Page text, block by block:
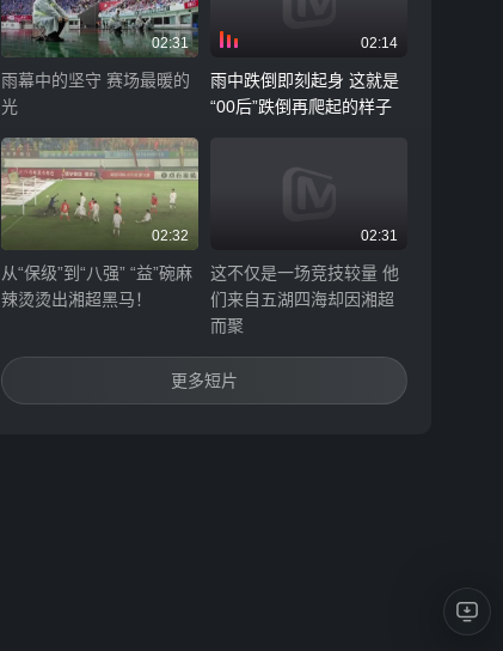
02:31
雨幕中的坚守 赛场最暖的
光
02:14
雨中跌倒即刻起身 这就是
“00后”跌倒再爬起的样子
02:32
从“保级”到“八强” “益”碗麻
辣烫烫出湘超黑马！
02:31
这不仅是一场竞技较量 他
们来自五湖四海却因湘超
而聚
更多短片